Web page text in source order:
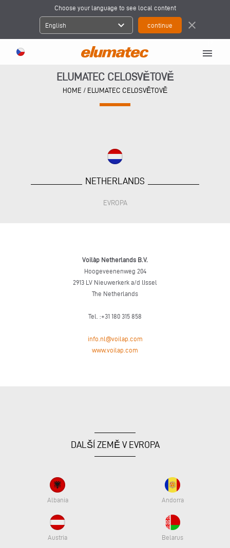
Choose your language to see local content
English expand_more close
menu
ELUMATEC CELOSVĚTOVĚ
HOME / ELUMATEC CELOSVĚTOVĚ
NETHERLANDS
EVROPA
Voilàp Netherlands B.V.
Hoogeveenenweg 204
2913 LV Nieuwerkerk a/d IJssel
The Netherlands
Tel. :+31 180 315 858
info.nl@voilap.com
www.voilap.com
DALŠÍ ZEMĚ V EVROPA
Albania Andorra
Austria Belarus